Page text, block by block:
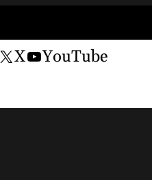
X YouTube